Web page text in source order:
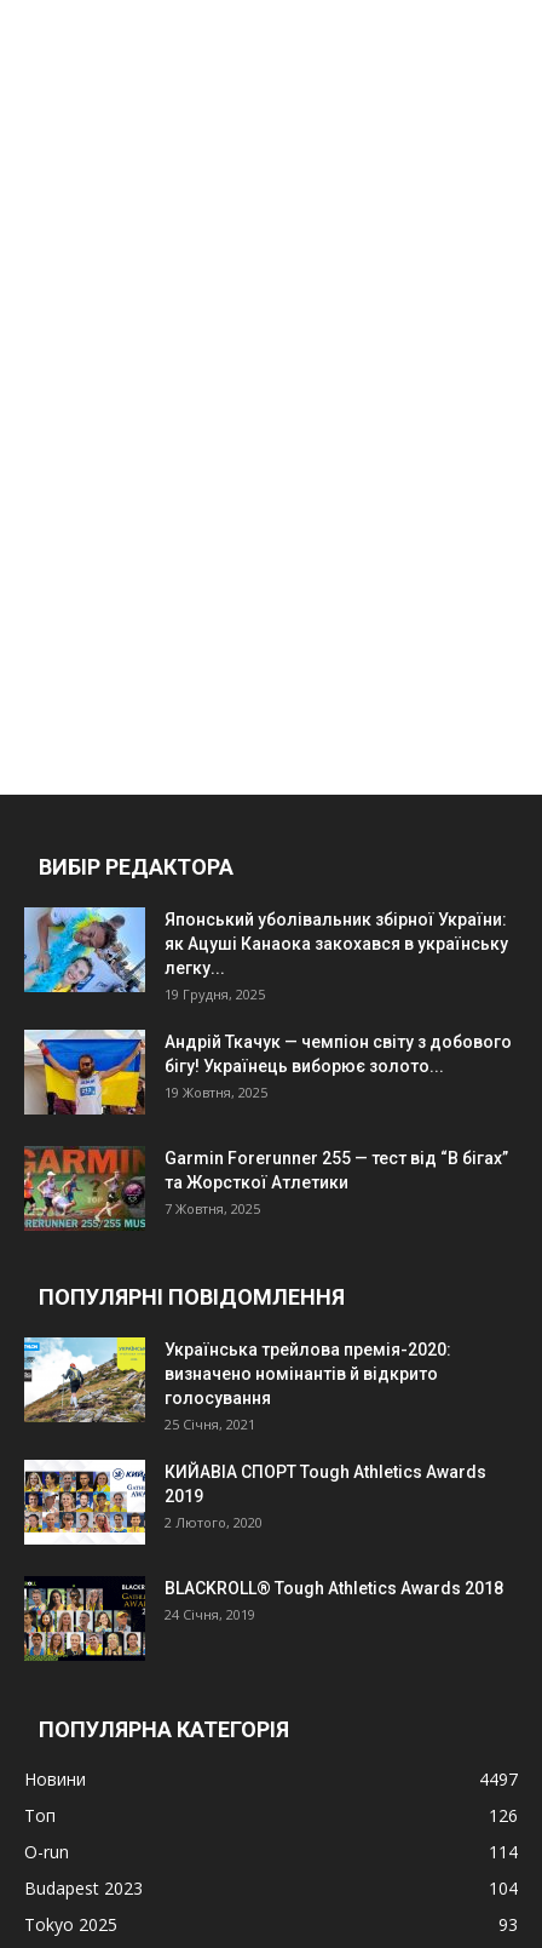
ВИБІР РЕДАКТОРА
Японський уболівальник збірної України:
як Ацуші Канаока закохався в українську
легку...
19 Грудня, 2025
Андрій Ткачук — чемпіон світу з добового
бігу! Українець виборює золото...
19 Жовтня, 2025
Garmin Forerunner 255 — тест від “В бігах”
та Жорсткої Атлетики
7 Жовтня, 2025
ПОПУЛЯРНІ ПОВІДОМЛЕННЯ
Українська трейлова премія-2020:
визначено номінантів й відкрито
голосування
25 Січня, 2021
КИЙАВІА СПОРТ Tough Athletics Awards
2019
2 Лютого, 2020
BLACKROLL® Tough Athletics Awards 2018
24 Січня, 2019
ПОПУЛЯРНА КАТЕГОРІЯ
Новини
4497
Топ
126
O-run
114
Budapest 2023
104
Tokyo 2025
93